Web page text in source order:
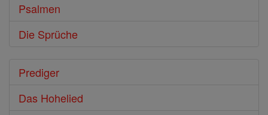
Psalmen
Die Sprüche
Prediger
Das Hohelied